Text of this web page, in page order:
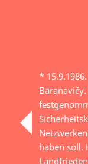
*
haben soll.